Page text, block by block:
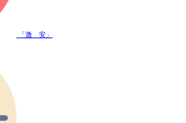
「激 安」